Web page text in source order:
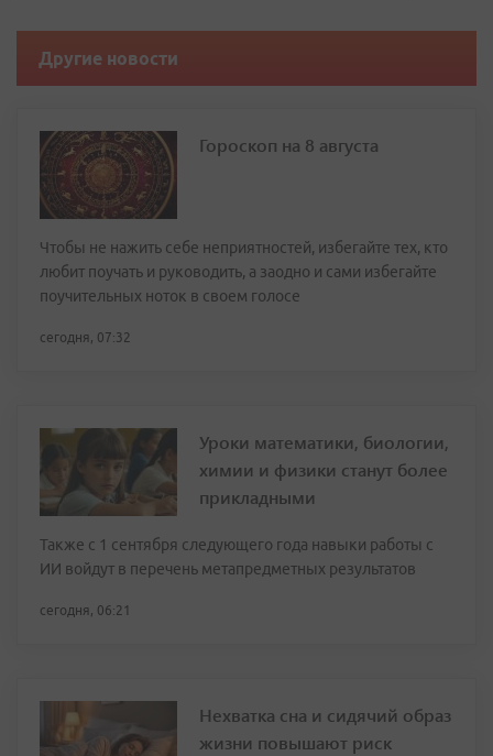
Другие новости
Гороскоп на 8 августа
Чтобы не нажить себе неприятностей, избегайте тех, кто
любит поучать и руководить, а заодно и сами избегайте
поучительных ноток в своем голосе
сегодня, 07:32
Уроки математики, биологии,
химии и физики станут более
прикладными
Также с 1 сентября следующего года навыки работы с
ИИ войдут в перечень метапредметных результатов
сегодня, 06:21
Нехватка сна и сидячий образ
жизни повышают риск